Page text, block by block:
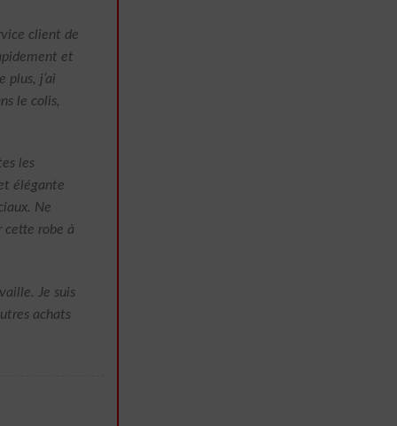
client de
et
plus, j’ai
le colis,
les
élégante
Ne
cette robe à
Je suis
achats